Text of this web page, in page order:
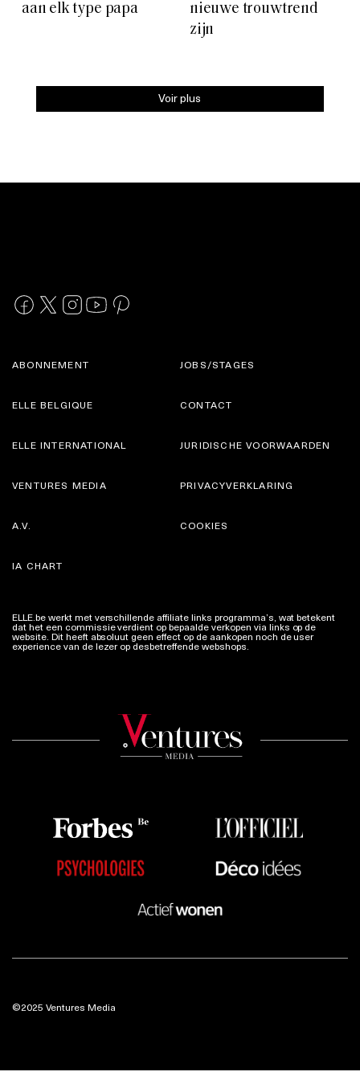
aan elk type papa
nieuwe trouwtrend
zijn
Voir plus
ABONNEMENT
ELLE BELGIQUE
JOBS/STAGES
CONTACT
ELLE INTERNATIONAL
VENTURES MEDIA
JURIDISCHE VOORWAARDEN
PRIVACYVERKLARING
A.V.
IA CHART
COOKIES
ELLE.be werkt met verschillende affiliate links programma’s, wat betekent
dat het een commissie verdient op bepaalde verkopen via links op de
website. Dit heeft absoluut geen effect op de aankopen noch de user
experience van de lezer op desbetreffende webshops.
©2025 Ventures Media